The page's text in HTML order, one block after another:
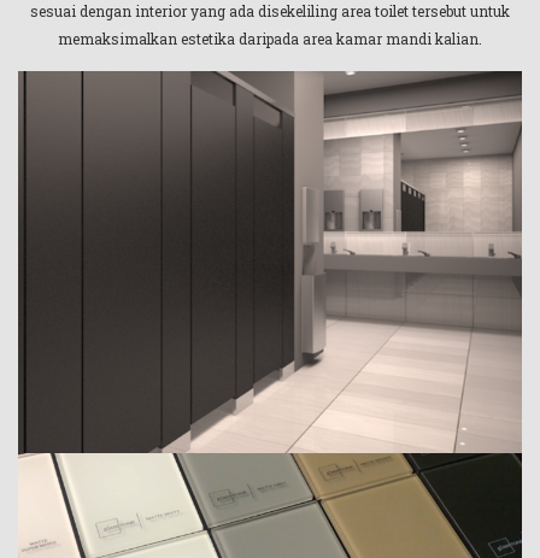
sesuai dengan interior yang ada disekeliling area toilet tersebut untuk
memaksimalkan estetika daripada area kamar mandi kalian.